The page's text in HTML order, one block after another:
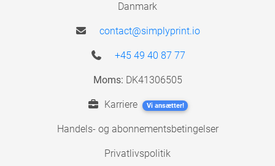
Danmark
contact@simplyprint.io
+45 49 40 87 77
Moms: DK41306505
Karriere Vi ansætter!
Handels- og abonnementsbetingelser
Privatlivspolitik